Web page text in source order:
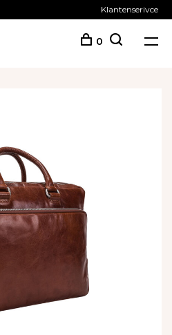
Klantenserivce
0